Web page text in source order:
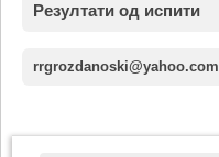
Резултати од испити
rrgrozdanoski@yahoo.com